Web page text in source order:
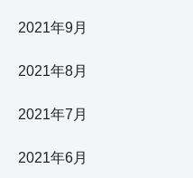
2021年9月
2021年8月
2021年7月
2021年6月